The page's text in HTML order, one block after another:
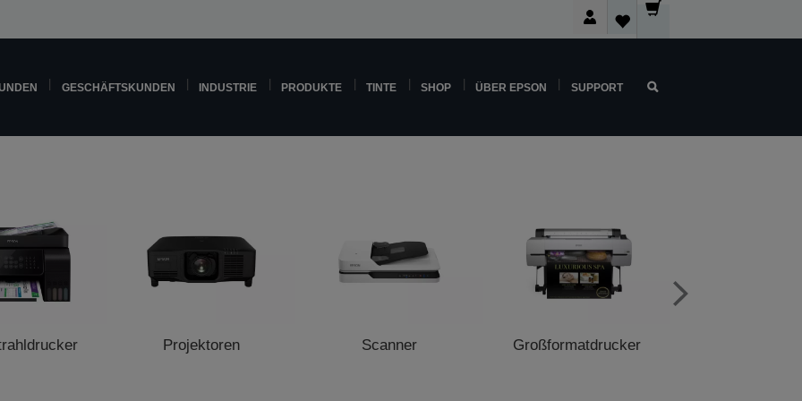
GESCHÄFTSKUNDEN INDUSTRIE PRODUKTE TINTE SHOP ÜBER EPSON SUPPORT
Projektoren Scanner Großformatdrucker